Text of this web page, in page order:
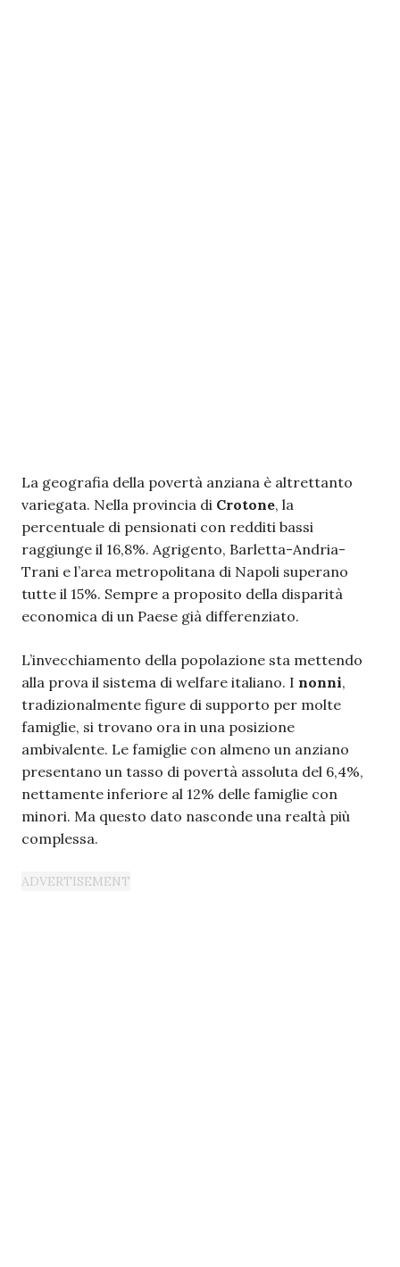
La geografia della povertà anziana è altrettanto
variegata. Nella provincia di Crotone, la
percentuale di pensionati con redditi bassi
raggiunge il 16,8%. Agrigento, Barletta-Andria-
Trani e l’area metropolitana di Napoli superano
tutte il 15%. Sempre a proposito della disparità
economica di un Paese già differenziato.
L’invecchiamento della popolazione sta mettendo
alla prova il sistema di welfare italiano. I nonni,
tradizionalmente figure di supporto per molte
famiglie, si trovano ora in una posizione
ambivalente. Le famiglie con almeno un anziano
presentano un tasso di povertà assoluta del 6,4%,
nettamente inferiore al 12% delle famiglie con
minori. Ma questo dato nasconde una realtà più
complessa.